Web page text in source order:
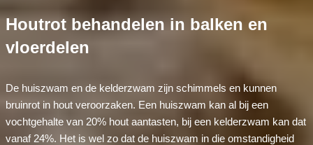
Houtrot behandelen in balken en
vloerdelen
De huiszwam en de kelderzwam zijn schimmels en kunnen
bruinrot in hout veroorzaken. Een huiszwam kan al bij een
vochtgehalte van 20% hout aantasten, bij een kelderzwam kan dat
vanaf 24%. Het is wel zo dat de huiszwam in die omstandigheid